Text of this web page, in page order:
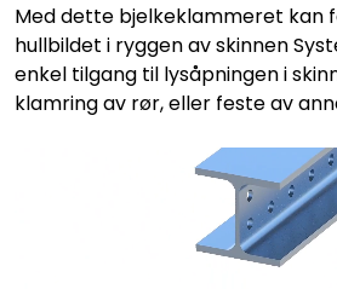
Med dette bjelkeklammeret kan
hullbildet i ryggen av skinnen
enkel tilgang til lysåpningen i
klamring av rør, eller feste av